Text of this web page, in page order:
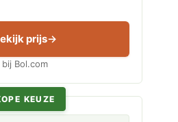
prijs
bij Bol.com
KEUZE